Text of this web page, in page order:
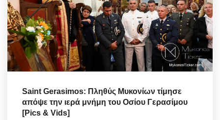
Saint Gerasimos: Πληθύς Μυκονίων τίμησε
απόψε την ιερά μνήμη του Οσίου Γερασίμου
[Pics & Vids]